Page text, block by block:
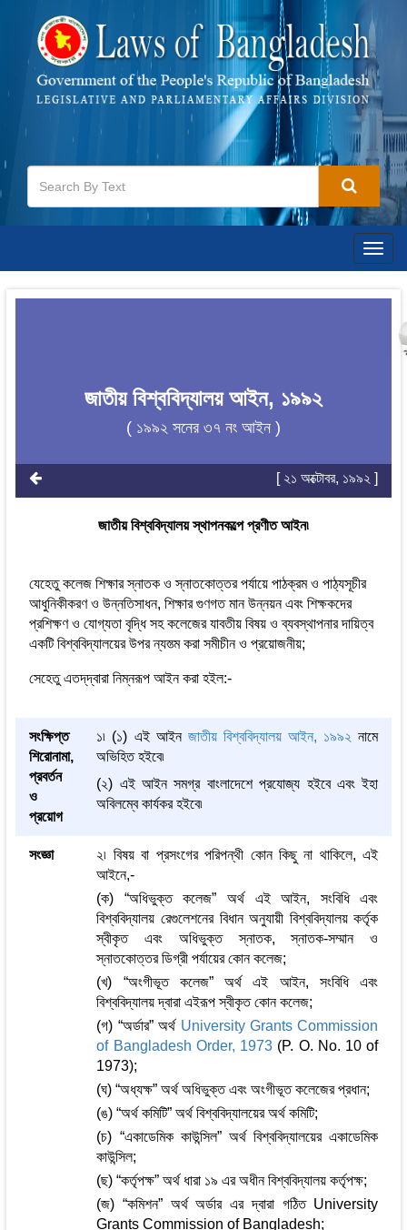
জাতীয় বিশ্ববিদ্যালয় আইন, ১৯৯২
( ১৯৯২ সনের ৩৭ নং আইন )
[ ২১ অক্টোবর, ১৯৯২ ]
জাতীয় বিশ্ববিদ্যালয় স্থাপনকল্পে প্রণীত আইন৷
যেহেতু কলেজ শিক্ষার স্নাতক ও স্নাতকোত্তর পর্যায়ে পাঠক্রম ও পাঠ্যসূচীর
আধুনিকীকরণ ও উন্নতিসাধন, শিক্ষার গুণগত মান উন্নয়ন এবং শিক্ষকদের
প্রশিক্ষণ ও যোগ্যতা বৃদ্ধি সহ কলেজের যাবতীয় বিষয় ও ব্যবস্থাপনার দায়িত্ব
একটি বিশ্ববিদ্যালয়ের উপর ন্যস্ত্ম করা সমীচীন ও প্রয়োজনীয়;
সেহেতু এতদ্‌দ্বারা নিম্নরূপ আইন করা হইল:-
সংক্ষিপ্ত
শিরোনামা,
প্রবর্তন
ও
প্রয়োগ
১৷ (১) এই আইন জাতীয় বিশ্ববিদ্যালয় আইন, ১৯৯২ নামে
অভিহিত হইবে৷
(২) এই আইন সমগ্র বাংলাদেশে প্রযোজ্য হইবে এবং ইহা
অবিলম্বে কার্যকর হইবে৷
সংজ্ঞা
২৷ বিষয় বা প্রসংগের পরিপন্থী কোন কিছু না থাকিলে, এই
আইনে,-
(ক) “অধিভুক্ত কলেজ” অর্থ এই আইন, সংবিধি এবং
বিশ্ববিদ্যালয় রেগুলেশনের বিধান অনুযায়ী বিশ্ববিদ্যালয় কর্তৃক
স্বীকৃত এবং অধিভুক্ত স্নাতক, স্নাতক-সম্মান ও
স্নাতকোত্তর ডিগ্রী পর্যায়ের কোন কলেজ;
(খ) “অংগীভূত কলেজ” অর্থ এই আইন, সংবিধি এবং
বিশ্ববিদ্যালয় দ্বারা এইরূপ স্বীকৃত কোন কলেজ;
(গ) “অর্ডার” অর্থ University Grants Commission
of Bangladesh Order, 1973 (P. O. No. 10 of
1973);
(ঘ) “অধ্যক্ষ” অর্থ অধিভুক্ত এবং অংগীভূত কলেজের প্রধান;
(ঙ) “অর্থ কমিটি” অর্থ বিশ্ববিদ্যালয়ের অর্থ কমিটি;
(চ) “একাডেমিক কাউন্সিল” অর্থ বিশ্ববিদ্যালয়ের একাডেমিক
কাউন্সিল;
(ছ) “কর্তৃপক্ষ” অর্থ ধারা ১৯ এর অধীন বিশ্ববিদ্যালয় কর্তৃপক্ষ;
(জ) “কমিশন” অর্থ অর্ডার এর দ্বারা গঠিত University
Grants Commission of Bangladesh;